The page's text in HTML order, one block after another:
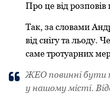
Про це від розповів
Так, за словами
від снігу та льоду.
саме тротуарних
ЖЕО повинні бути
у нашому місті.